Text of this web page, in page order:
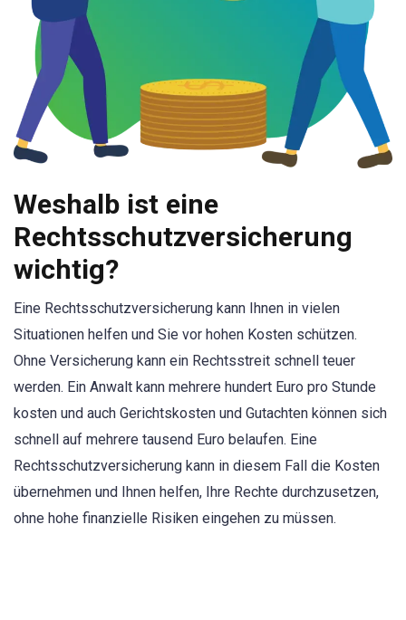
Weshalb ist eine
Rechtsschutzversicherung
wichtig?
Eine Rechtsschutzversicherung kann Ihnen in vielen
Situationen helfen und Sie vor hohen Kosten schützen.
Ohne Versicherung kann ein Rechtsstreit schnell teuer
werden. Ein Anwalt kann mehrere hundert Euro pro Stunde
kosten und auch Gerichtskosten und Gutachten können sich
schnell auf mehrere tausend Euro belaufen. Eine
Rechtsschutzversicherung kann in diesem Fall die Kosten
übernehmen und Ihnen helfen, Ihre Rechte durchzusetzen,
ohne hohe finanzielle Risiken eingehen zu müssen.